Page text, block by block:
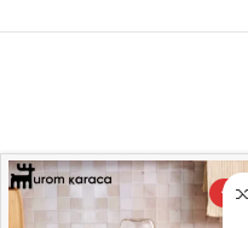
-24%